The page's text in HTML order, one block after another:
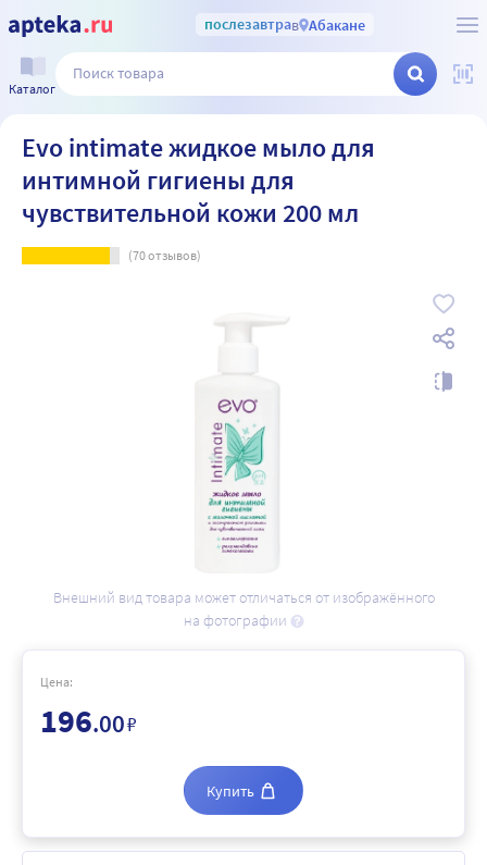
послезавтрав Абакане
Каталог
Evo intimate жидкое мыло для
интимной гигиены для
чувствительной кожи 200 мл
(70отзывов)
Внешний вид товара может отличаться от изображённого
на фотографии
Цена:
196.00₽
Купить